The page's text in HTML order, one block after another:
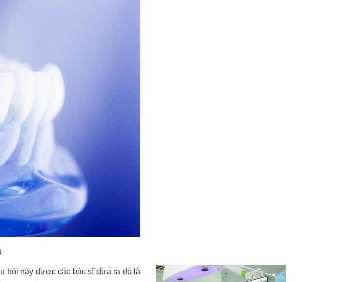
hỏi này được các bác sĩ đưa ra đó là